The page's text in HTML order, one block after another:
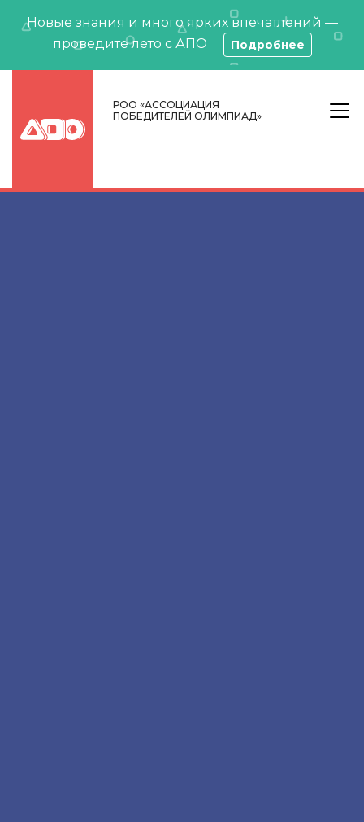
Новые знания и много ярких впечатлений —
проведите лето с АПО
Подробнее
РОО «АССОЦИАЦИЯ
ПОБЕДИТЕЛЕЙ ОЛИМПИАД»